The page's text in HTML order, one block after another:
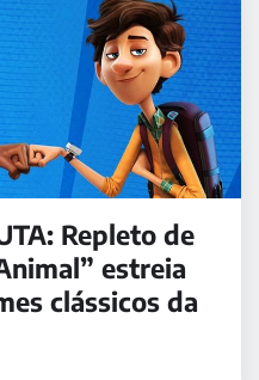
Repleto de
estreia
clássicos da